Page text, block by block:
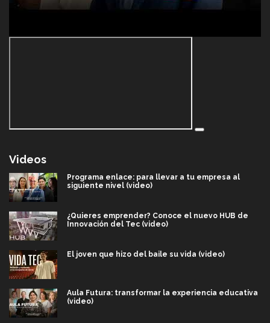
Videos
Programa enlace: para llevar a tu empresa al
siguiente nivel (video)
¿Quieres emprender? Conoce el nuevo HUB de
Innovación del Tec (video)
El joven que hizo del baile su vida (video)
Aula Futura: transformar la experiencia educativa
(video)